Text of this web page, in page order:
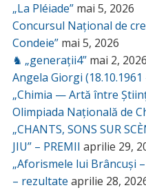
„La Pléiade” mai 5, 2026
Concursul Național de
Condeie” mai 5, 2026
♞ „generații4” mai 2, 2026
Angela Giorgi (18.10.1961
„Chimia — Artă între
Olimpiada Națională de
„CHANTS, SONS SUR
JIU” – PREMII aprilie 29,
„Aforismele lui Brâncuși
– rezultate aprilie 28,